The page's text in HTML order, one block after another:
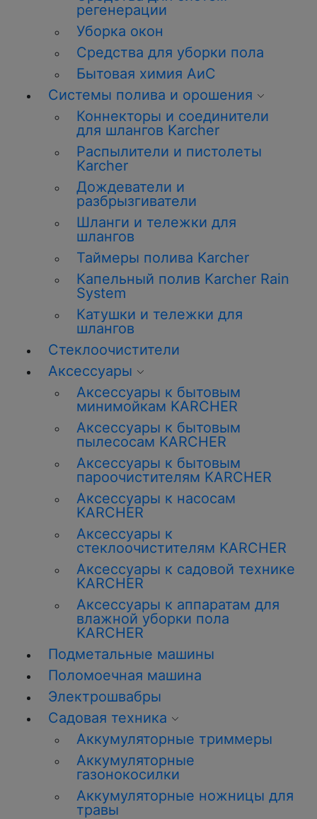
регенерации
Уборка окон
Средства для уборки пола
Бытовая химия АиС
Системы полива и орошения
Коннекторы и соединители
для шлангов Karcher
Распылители и пистолеты
Karcher
Дождеватели и
разбрызгиватели
Шланги и тележки для
шлангов
Таймеры полива Karcher
Капельный полив Karcher Rain
System
Катушки и тележки для
шлангов
Стеклоочистители
Аксессуары
Аксессуары к бытовым
минимойкам KARCHER
Аксессуары к бытовым
пылесосам KARCHER
Аксессуары к бытовым
пароочистителям KARCHER
Аксессуары к насосам
KARCHER
Аксессуары к
стеклоочистителям KARCHER
Аксессуары к садовой технике
KARCHER
Аксессуары к аппаратам для
влажной уборки пола
KARCHER
Подметальные машины
Поломоечная машина
Электрошвабры
Садовая техника
Аккумуляторные триммеры
Аккумуляторные
газонокосилки
Аккумуляторные ножницы для
травы